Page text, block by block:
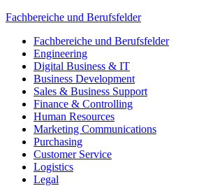
Fachbereiche und Berufsfelder
Fachbereiche und Berufsfelder
Engineering
Digital Business & IT
Business Development
Sales & Business Support
Finance & Controlling
Human Resources
Marketing Communications
Purchasing
Customer Service
Logistics
Legal